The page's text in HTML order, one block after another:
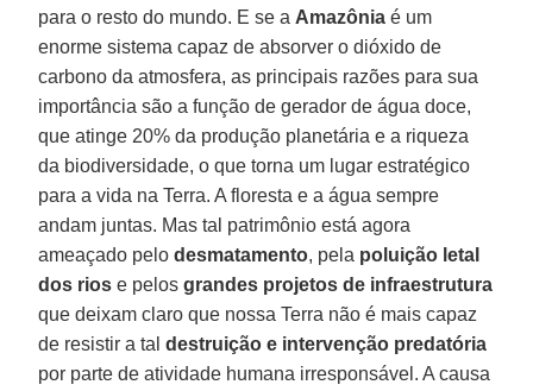
para o resto do mundo. E se a Amazônia é um
enorme sistema capaz de absorver o dióxido de
carbono da atmosfera, as principais razões para sua
importância são a função de gerador de água doce,
que atinge 20% da produção planetária e a riqueza
da biodiversidade, o que torna um lugar estratégico
para a vida na Terra. A floresta e a água sempre
andam juntas. Mas tal patrimônio está agora
ameaçado pelodesmatamento, pela poluição letal
dos rios e pelosgrandes projetos de infraestrutura
que deixam claro que nossa Terra não é mais capaz
de resistir a taldestruição e intervenção predatória
por parte de atividade humana irresponsável. A causa